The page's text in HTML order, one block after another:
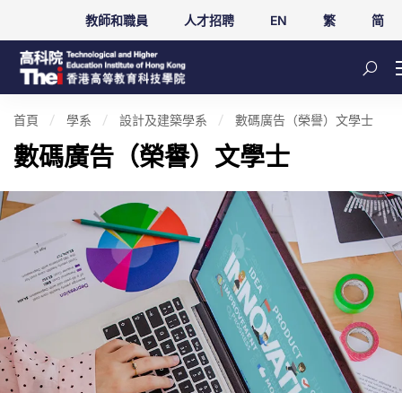
教師和職員 人才招聘 EN 繁 简
首頁 學系 設計及建築學系 數碼廣告（榮譽）文學士
數碼廣告（榮譽）文學士